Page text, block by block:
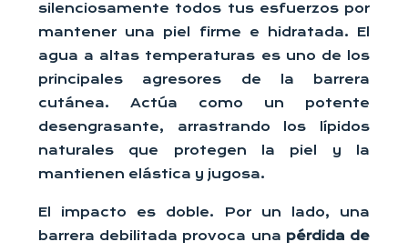
silenciosamente todos tus esfuerzos por
mantener una piel firme e hidratada. El
agua a altas temperaturas es uno de los
principales agresores de la barrera
cutánea. Actúa como un potente
desengrasante, arrastrando los lípidos
naturales que protegen la piel y la
mantienen elástica y jugosa.
El impacto es doble. Por un lado, una
barrera debilitada provoca una pérdida de